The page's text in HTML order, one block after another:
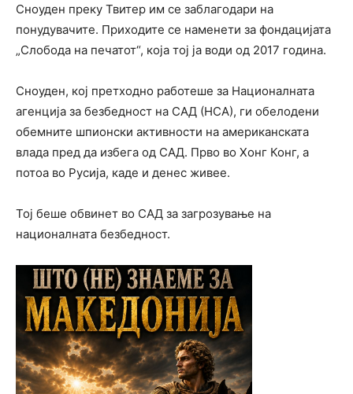
Сноуден преку Твитер им се заблагодари на
понудувачите. Приходите се наменети за фондацијата
„Слобода на печатот“, која тој ја води од 2017 година.
Сноуден, кој претходно работеше за Националната
агенција за безбедност на САД (НСА), ги обелодени
обемните шпионски активности на американската
влада пред да избега од САД. Прво во Хонг Конг, а
потоа во Русија, каде и денес живее.
Тој беше обвинет во САД за загрозување на
националната безбедност.